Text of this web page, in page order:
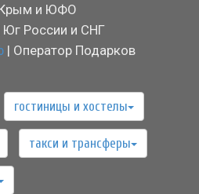
и ЮФО
Юг России и СНГ
| Оператор Подарков
гостиницы и хостелы
такси и трансферы